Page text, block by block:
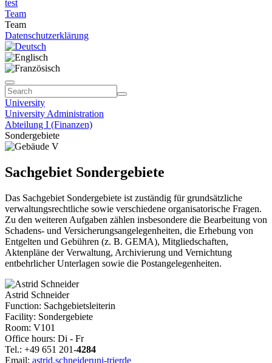
test
Team
Team
Datenschutzerklärung
University
University Administration
Abteilung I (Finanzen)
Sondergebiete
Sachgebiet Sondergebiete
Das Sachgebiet Sondergebiete ist zuständig für grundsätzliche
verwaltungsrechtliche sowie verschiedene organisatorische Fragen.
Zu den weiteren Aufgaben zählen insbesondere die Bearbeitung von
Schadens- und Versicherungsangelegenheiten, die Erhebung von
Entgelten und Gebühren (z. B. GEMA), Mitgliedschaften,
Aktenpläne der Verwaltung, Archivierung und Vernichtung
entbehrlicher Unterlagen sowie die Postangelegenheiten.
Astrid Schneider
Function: Sachgebietsleiterin
Facility: Sondergebiete
Room: V101
Office hours: Di - Fr
Tel.: +49 651 201-4284
Email: astrid.schneideruni-trierde